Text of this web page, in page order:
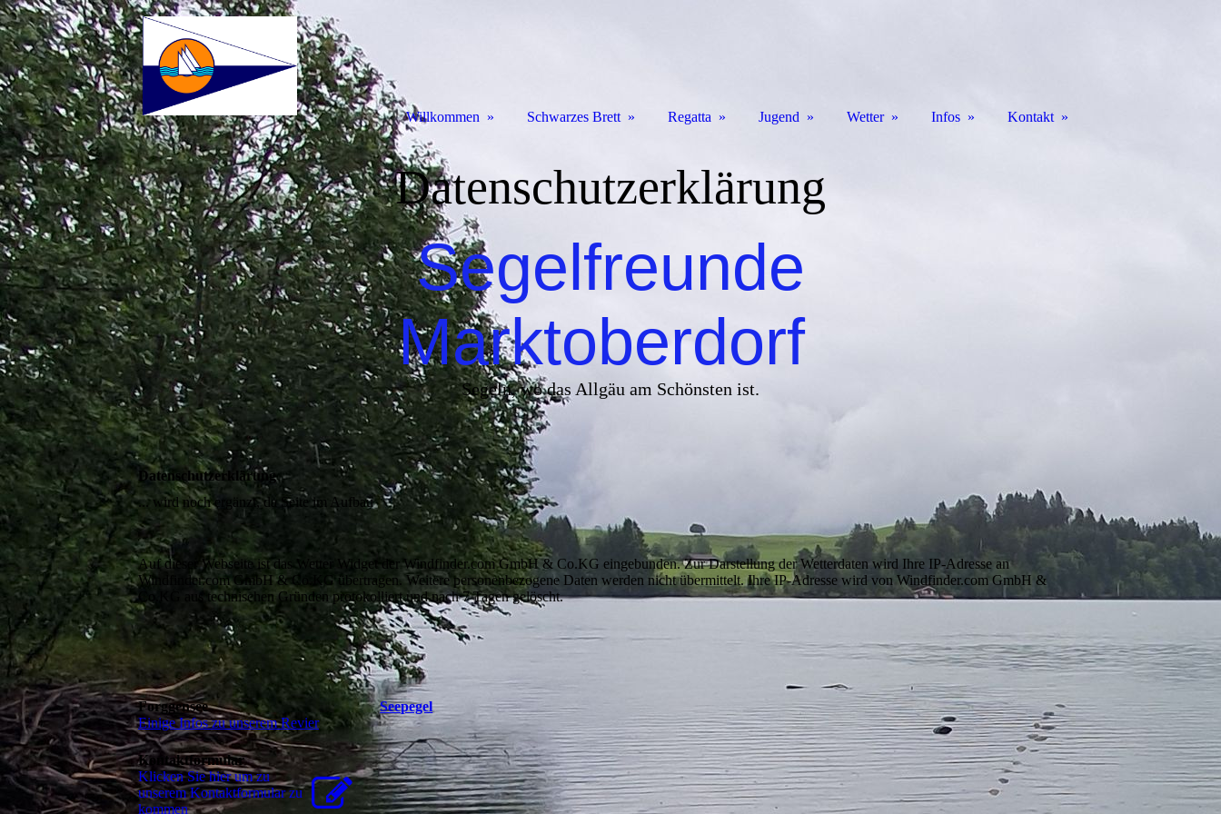
Datenschutzerklärung
Segelfreunde
Marktoberdorf
Segeln, wo das Allgäu am Schönsten ist.
Datenschutzerklärung
... wird noch ergänzt, da Seite im Aufbau
Auf dieser Webseite ist das Wetter Widget der Windfinder.com GmbH & Co.KG eingebunden. Zur Darstellung der Wetterdaten wird Ihre IP-Adresse an
Windfinder.com GmbH & Co.KG übertragen. Weitere personenbezogene Daten werden nicht übermittelt. Ihre IP-Adresse wird von Windfinder.com GmbH &
Co.KG aus technischen Gründen protokolliert und nach 7 Tagen gelöscht.
Forggensee
Einige Infos zu unserem Revier
Kontaktformular
Klicken Sie hier um zu
unserem Kon­takt­for­mu­lar zu
kommen
Seepegel
Willkommen Schwarzes Brett Regatta Jugend Wetter Infos Kontakt